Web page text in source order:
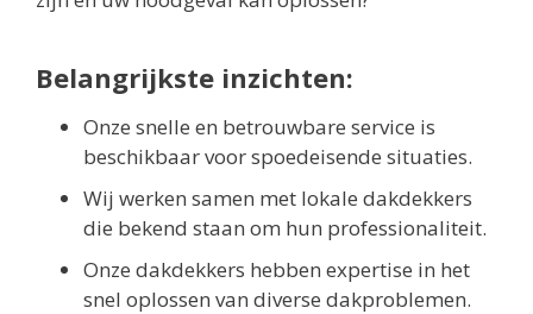
Belangrijkste inzichten:
Onze snelle en betrouwbare service is
beschikbaar voor spoedeisende situaties.
Wij werken samen met lokale dakdekkers
die bekend staan om hun professionaliteit.
Onze dakdekkers hebben expertise in het
snel oplossen van diverse dakproblemen.